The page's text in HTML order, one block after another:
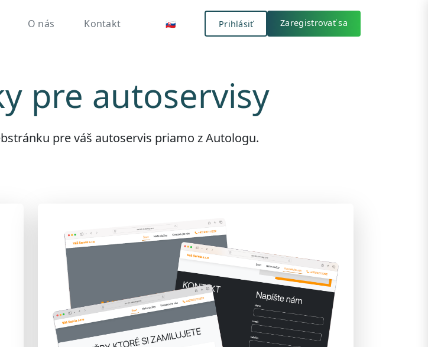
O nás Kontakt 🇸🇰 Prihlásiť Zaregistrovať sa
🇸🇰
Prihlásiť
Zaregistrovať sa
pre autoservisy
pre váš autoservis priamo z Autologu.